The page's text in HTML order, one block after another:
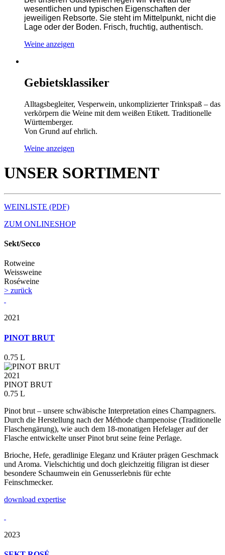
wesentlichen und typischen Eigenschaften der
jeweiligen Rebsorte. Sie steht im Mittelpunkt, nicht die
Lage oder der Boden. Frisch, fruchtig, authentisch.
Weine anzeigen
Gebietsklassiker
Alltagsbegleiter, Vesperwein, unkomplizierter Trinkspaß – das
verkörpern die Weine mit dem weißen Etikett. Traditionelle
Württemberger.
Von Grund auf ehrlich.
Weine anzeigen
UNSER SORTIMENT
WEINLISTE (PDF)
ZUM ONLINESHOP
Sekt/Secco
Rotweine
Weissweine
Roséweine
> zurück
2021
PINOT BRUT
0.75 L
2021
PINOT BRUT
0.75 L
Pinot brut – unsere schwäbische Interpretation eines Champagners.
Durch die Herstellung nach der Méthode champenoise (Traditionelle
Flaschengärung), wie auch dem 18-monatigen Hefelager auf der
Flasche entwickelte unser Pinot brut seine feine Perlage.
Brioche, Hefe, geradlinige Eleganz und Kräuter prägen Geschmack
und Aroma. Vielschichtig und doch gleichzeitig filigran ist dieser
besondere Schaumwein ein Genusserlebnis für echte
Feinschmecker.
download expertise
2023